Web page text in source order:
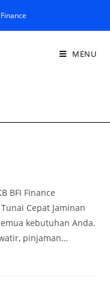
MENU
BFI Finance
Cepat Jaminan
kebutuhan Anda.
pinjaman…